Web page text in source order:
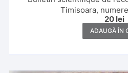
Timisoara,
20 lei
ADAUGĂ ÎN